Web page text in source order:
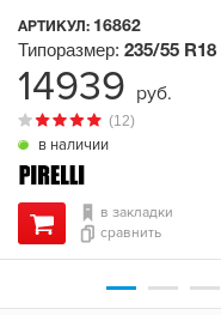
АРТИКУЛ: 16862
в наличии
(12)
Типоразмер: 235/55 R18
в закладки
сравнить
14939 руб.